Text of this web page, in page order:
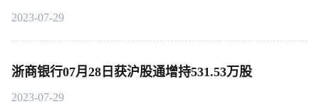
2023-07-29
浙商银行07月28日获沪股通增持531.53万股
2023-07-29